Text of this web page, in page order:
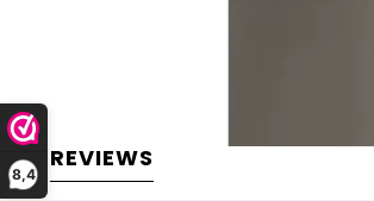
8,4
REVIEWS